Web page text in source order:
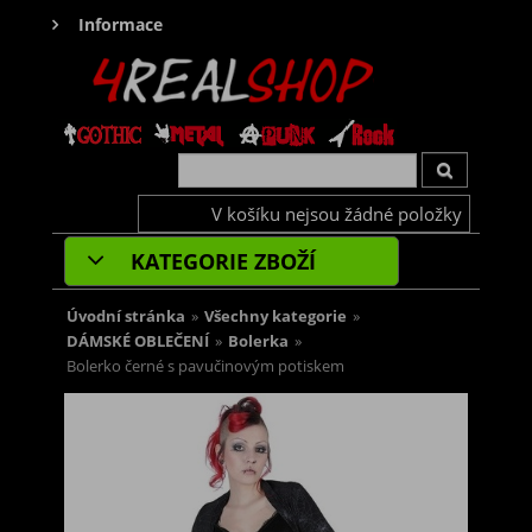
Informace
V košíku nejsou žádné položky
KATEGORIE ZBOŽÍ
Úvodní stránka » Všechny kategorie »
DÁMSKÉ OBLEČENÍ » Bolerka »
Bolerko černé s pavučinovým potiskem